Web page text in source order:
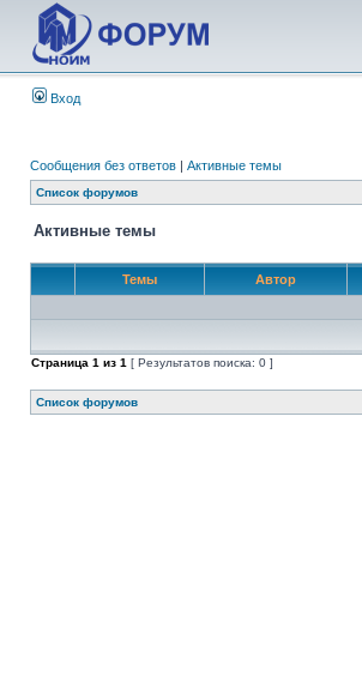
Вход
Сообщения без ответов | Активные темы
Список форумов
Активные темы
Темы Автор
Страница 1 из 1 [ Результатов поиска: 0 ]
Список форумов